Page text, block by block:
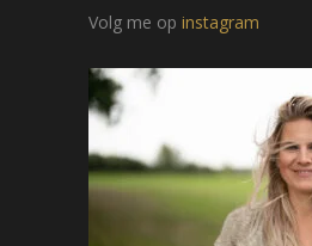
Volg me op instagram